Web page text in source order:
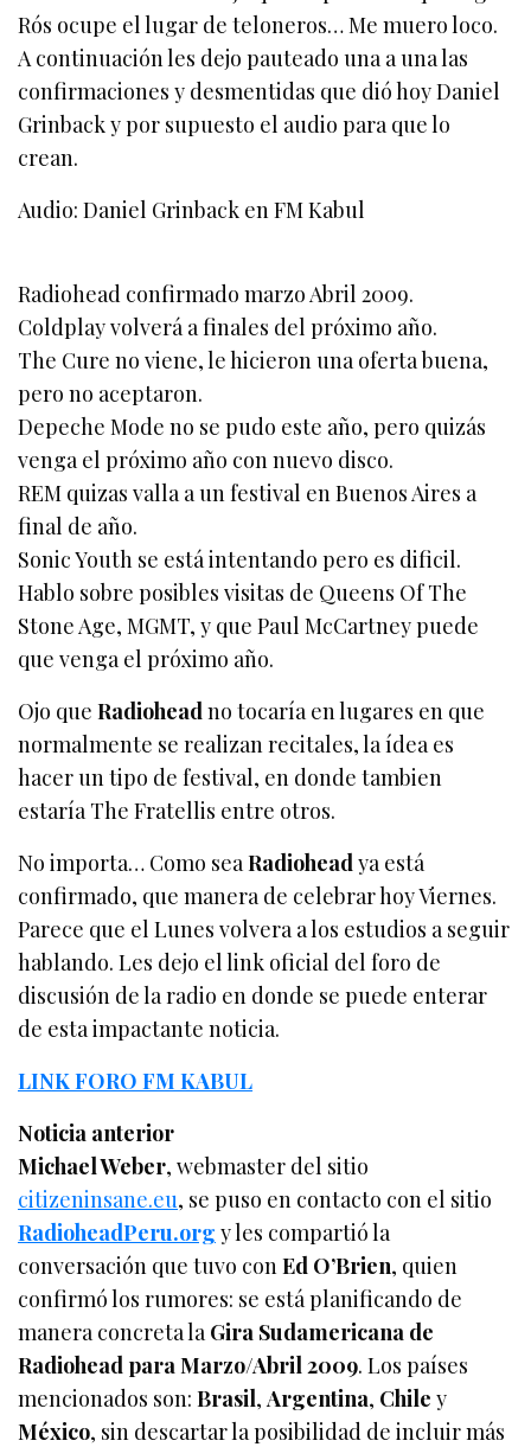
Rós ocupe el lugar de teloneros… Me muero loco.
A continuación les dejo pauteado una a una las
confirmaciones y desmentidas que dió hoy Daniel
Grinback y por supuesto el audio para que lo
crean.
Audio: Daniel Grinback en FM Kabul
Radiohead confirmado marzo Abril 2009.
Coldplay volverá a finales del próximo año.
The Cure no viene, le hicieron una oferta buena,
pero no aceptaron.
Depeche Mode no se pudo este año, pero quizás
venga el próximo año con nuevo disco.
REM quizas valla a un festival en Buenos Aires a
final de año.
Sonic Youth se está intentando pero es dificil.
Hablo sobre posibles visitas de Queens Of The
Stone Age, MGMT, y que Paul McCartney puede
que venga el próximo año.
Ojo queRadiohead no tocaría en lugares en que
normalmente se realizan recitales, la ídea es
hacer un tipo de festival, en donde tambien
estaría The Fratellis entre otros.
No importa… Como seaRadiohead ya está
confirmado, que manera de celebrar hoy Viernes.
Parece que el Lunes volvera a los estudios a seguir
hablando. Les dejo el link oficial del foro de
discusión de la radio en donde se puede enterar
de esta impactante noticia.
LINK FORO FM KABUL
Noticia anterior
Michael Weber, webmaster del sitio
citizeninsane.eu, se puso en contacto con el sitio
RadioheadPeru.org y les compartió la
conversación que tuvo conEd O’Brien, quien
confirmó los rumores: se está planificando de
manera concreta la Gira Sudamericana de
Radiohead para Marzo/Abril 2009. Los países
mencionados son:Brasil,Argentina, Chile y
México, sin descartar la posibilidad de incluir más